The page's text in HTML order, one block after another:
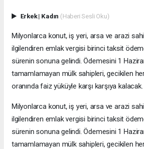
Erkek| Kadın (Haberi Sesli Oku)
Milyonlarca konut, iş yeri, arsa ve arazi
ilgilendiren emlak vergisi birinci taksit
sürenin sonuna gelindi. Ödemesini 1
tamamlamayan mülk sahipleri, gecikilen
oranında faiz yüküyle karşı karşıya kalacak.
Milyonlarca konut, iş yeri, arsa ve arazi
ilgilendiren emlak vergisi birinci taksit
sürenin sonuna gelindi. Ödemesini 1
tamamlamayan mülk sahipleri, gecikilen